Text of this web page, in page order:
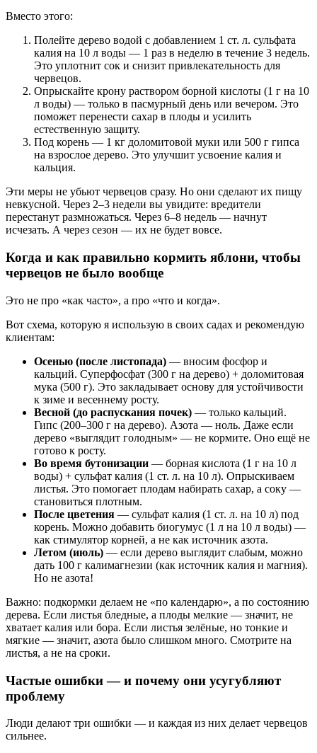
Вместо этого:
Полейте дерево водой с добавлением 1 ст. л. сульфата
калия на 10 л воды — 1 раз в неделю в течение 3 недель.
Это уплотнит сок и снизит привлекательность для
червецов.
Опрыскайте крону раствором борной кислоты (1 г на 10
л воды) — только в пасмурный день или вечером. Это
поможет перенести сахар в плоды и усилить
естественную защиту.
Под корень — 1 кг доломитовой муки или 500 г гипса
на взрослое дерево. Это улучшит усвоение калия и
кальция.
Эти меры не убьют червецов сразу. Но они сделают их пищу
невкусной. Через 2–3 недели вы увидите: вредители
перестанут размножаться. Через 6–8 недель — начнут
исчезать. А через сезон — их не будет вовсе.
Когда и как правильно кормить яблони, чтобы
червецов не было вообще
Это не про «как часто», а про «что и когда».
Вот схема, которую я использую в своих садах и рекомендую
клиентам:
Осенью (после листопада) — вносим фосфор и
кальций. Суперфосфат (300 г на дерево) + доломитовая
мука (500 г). Это закладывает основу для устойчивости
к зиме и весеннему росту.
Весной (до распускания почек) — только кальций.
Гипс (200–300 г на дерево). Азота — ноль. Даже если
дерево «выглядит голодным» — не кормите. Оно ещё не
готово к росту.
Во время бутонизации — борная кислота (1 г на 10 л
воды) + сульфат калия (1 ст. л. на 10 л). Опрыскиваем
листья. Это помогает плодам набирать сахар, а соку —
становиться плотным.
После цветения — сульфат калия (1 ст. л. на 10 л) под
корень. Можно добавить биогумус (1 л на 10 л воды) —
как стимулятор корней, а не как источник азота.
Летом (июль) — если дерево выглядит слабым, можно
дать 100 г калимагнезии (как источник калия и магния).
Но не азота!
Важно: подкормки делаем не «по календарю», а по состоянию
дерева. Если листья бледные, а плоды мелкие — значит, не
хватает калия или бора. Если листья зелёные, но тонкие и
мягкие — значит, азота было слишком много. Смотрите на
листья, а не на сроки.
Частые ошибки — и почему они усугубляют
проблему
Люди делают три ошибки — и каждая из них делает червецов
сильнее.